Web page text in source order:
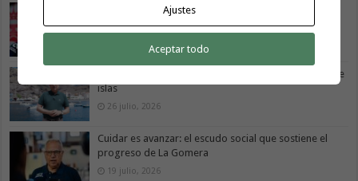
La Gomera transforma su modelo energético
2 agosto, 2026
Vivir donde se estudia: una cuestión de igualdad entre
islas
26 julio, 2026
Cuidar es avanzar: el escudo social que sostiene el
progreso de La Gomera
19 julio, 2026
Ajustes
Aceptar todo